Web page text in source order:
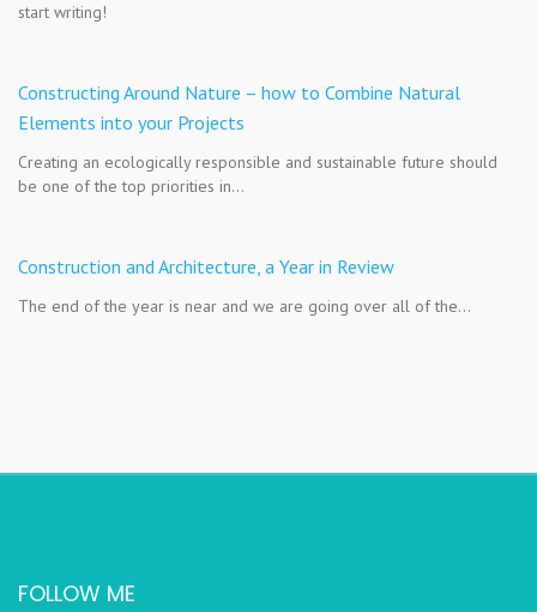
start writing!
Constructing Around Nature – how to Combine Natural
Elements into your Projects
Creating an ecologically responsible and sustainable future should
be one of the top priorities in…
Construction and Architecture, a Year in Review
The end of the year is near and we are going over all of the…
FOLLOW ME